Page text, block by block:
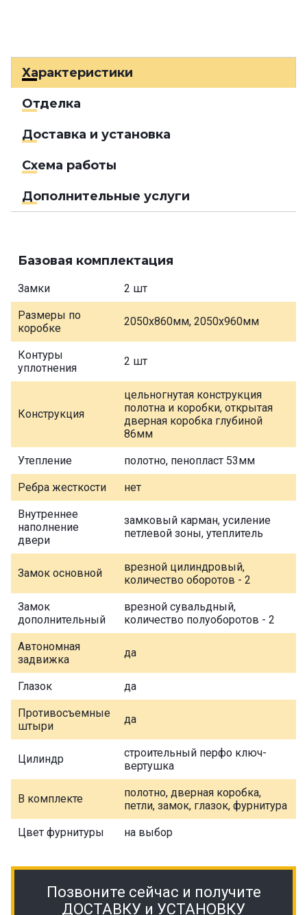
Характеристики
Отделка
Доставка и установка
Схема работы
Дополнительные услуги
Базовая комплектация
Замки 2 шт
Размеры по
коробке
2050х860мм, 2050х960мм
Контуры
уплотнения
2 шт
Конструкция
цельногнутая конструкция
полотна и коробки, открытая
дверная коробка глубиной
86мм
Утепление полотно, пенопласт 53мм
Ребра жесткости нет
Внутреннее
наполнение
двери
замковый карман, усиление
петлевой зоны, утеплитель
Замок основной
врезной цилиндровый,
количество оборотов - 2
Замок
дополнительный
врезной сувальдный,
количество полуоборотов - 2
Автономная
задвижка
да
Глазок да
Противосъемные
штыри
да
Цилиндр
строительный перфо ключ-
вертушка
В комплекте
полотно, дверная коробка,
петли, замок, глазок, фурнитура
Цвет фурнитуры на выбор
Позвоните сейчас и получите
ДОСТАВКУ и УСТАНОВКУ